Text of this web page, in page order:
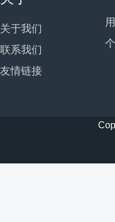
关于我们
联系我们
友情链接